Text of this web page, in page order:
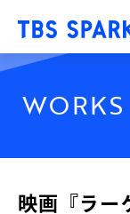
WORKS
映画『ラー